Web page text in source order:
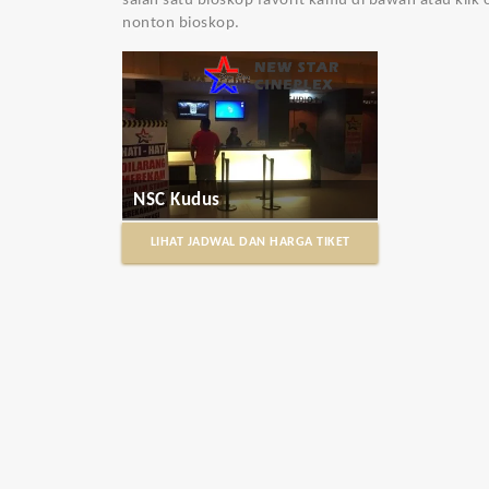
nonton bioskop.
NSC Kudus
LIHAT JADWAL DAN HARGA TIKET